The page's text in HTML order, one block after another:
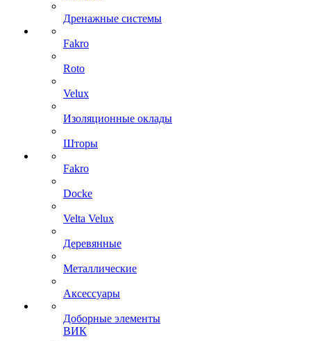
Дренажные системы
Fakro
Roto
Velux
Изоляционные оклады
Шторы
Fakro
Docke
Velta Velux
Деревянные
Металлические
Аксессуары
Доборные элементы
ВИК